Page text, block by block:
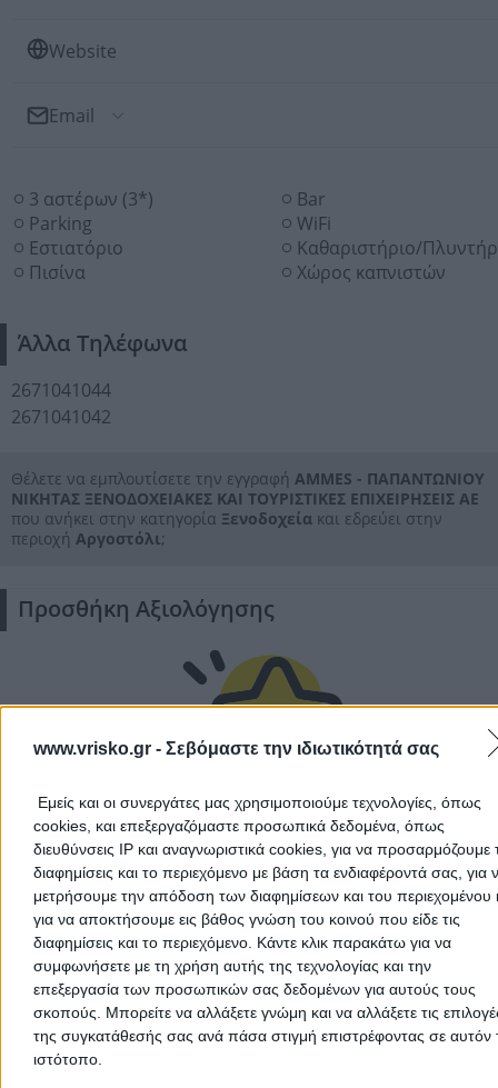
www.vrisko.gr - Σεβόμαστε την ιδιωτικότητά σας
Εμείς και οι συνεργάτες μας χρησιμοποιούμε τεχνολογίες, όπως
cookies, και επεξεργαζόμαστε προσωπικά δεδομένα, όπως
διευθύνσεις IP και αναγνωριστικά cookies, για να προσαρμόζουμε
διαφημίσεις και το περιεχόμενο με βάση τα ενδιαφέροντά σας, για
μετρήσουμε την απόδοση των διαφημίσεων και του περιεχομένου
για να αποκτήσουμε εις βάθος γνώση του κοινού που είδε τις
διαφημίσεις και το περιεχόμενο. Κάντε κλικ παρακάτω για να
συμφωνήσετε με τη χρήση αυτής της τεχνολογίας και την
επεξεργασία των προσωπικών σας δεδομένων για αυτούς τους
σκοπούς. Μπορείτε να αλλάξετε γνώμη και να αλλάξετε τις
της συγκατάθεσής σας ανά πάσα στιγμή επιστρέφοντας σε αυτόν
ιστότοπο.
Website
Email
Προς: AMMES - ΠΑΠΑΝΤΩΝΙΟΥ ΝΙΚΗΤΑΣ
ΚΑΙ ΤΟΥΡΙΣΤΙΚΕΣ ΕΠΙΧΕΙΡΗΣΕΙΣ ΑΕ
Προσωπικών Δεδομένων
3 αστέρων (3*)
Bar
Parking
WiFi
Εστιατόριο
Καθαριστήριο/
Πισίνα
Χώρος καπνιστών
Άλλα Τηλέφωνα
2671041044
2671041042
Θέλετε να εμπλουτίσετε την εγγραφή AMMES - ΠΑΠΑΝΤΩΝΙΟΥ
ΝΙΚΗΤΑΣ ΞΕΝΟΔΟΧΕΙΑΚΕΣ ΚΑΙ ΤΟΥΡΙΣΤΙΚΕΣ ΕΠΙΧΕΙΡΗΣΕΙΣ ΑΕ
που ανήκει στην κατηγορία Ξενοδοχεία και εδρεύει στην
περιοχή Αργοστόλι;
Προσθήκη Αξιολόγησης
Δεν υπάρχουν ακόμα αξιολογήσεις
Αυτός ο επαγγελματίας δεν έχει λάβει ακόμα καμία
αξιολόγηση. Γίνετε ο πρώτος που θα μοιραστεί την
του και βοηθήστε άλλους χρήστες να κάνουν τη σωστή
επιλογή!